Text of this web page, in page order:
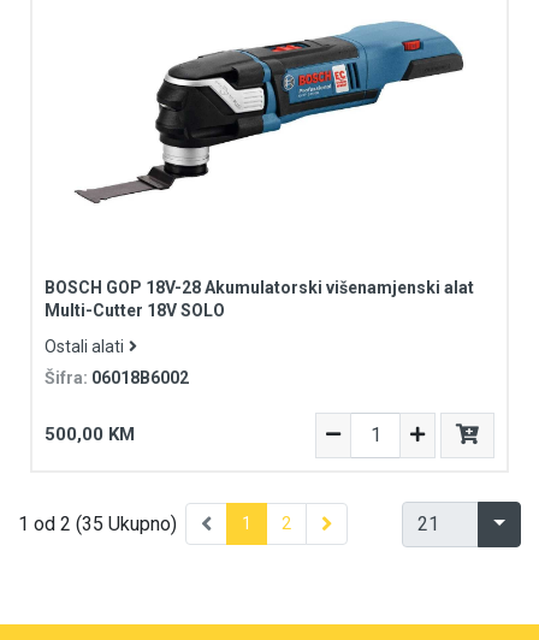
BOSCH GOP 18V-28 Akumulatorski višenamjenski alat
Multi-Cutter 18V SOLO
Ostali alati
Šifra: 06018B6002
500,00 KM
1 od 2 (35 Ukupno) 1 2